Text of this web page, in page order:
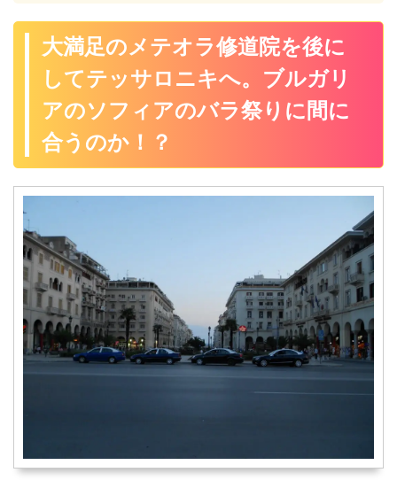
大満足のメテオラ修道院を後に
してテッサロニキへ。ブルガリ
アのソフィアのバラ祭りに間に
合うのか！？